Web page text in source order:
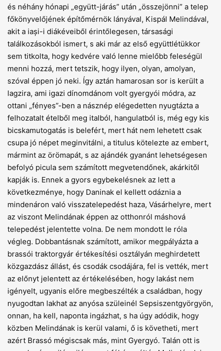
és néhány hónapi „együtt-járás” után „összejönni” a telep
főkönyvelőjének építőmérnök lányával, Kispál Melindával,
akit a iași-i diákéveiből érintőlegesen, társasági
találkozásokból ismert, s aki már az első együttlétükkor
sem titkolta, hogy kedvére való lenne mielőbb feleségül
menni hozzá, mert tetszik, hogy ilyen, olyan, amolyan,
szóval éppen jó neki. Így aztán hamarosan sor is került a
lagzira, ami igazi dínomdánom volt gyergyói módra, az
ottani „fényes”-ben a násznép elégedetten nyugtázta a
felhozatalt ételből meg italból, hangulatból is, még egy kis
bicskamutogatás is belefért, mert hát nem lehetett csak
csupa jó népet meginvitálni, a titulus kötelezte az embert,
mármint az örömapát, s az ajándék gyanánt lehetségesen
befolyó picula sem számított megvetendőnek, akárkitől
kapják is. Ennek a gyors egybekelésnek az lett a
következménye, hogy Daninak el kellett odáznia a
mindenáron való visszatelepedést haza, Vásárhelyre, mert
az viszont Melindának éppen az otthonról máshová
telepedést jelentette volna. De nem mondott le róla
végleg. Dobbantásnak számított, amikor megpályázta a
brassói traktorgyár értékesítési osztályán meghirdetett
közgazdász állást, és csodák csodájára, fel is vették, mert
az előnyt jelentett az értékelésében, hogy lakást nem
igényelt, ugyanis előre megbeszélték a családban, hogy
nyugodtan lakhat az anyósa szüleinél Sepsiszentgyörgyön,
onnan, ha kell, naponta ingázhat, s ha úgy adódik, hogy
közben Melindának is kerül valami, ő is követheti, mert
azért Brassó mégiscsak más, mint Gyergyó. Talán ott is